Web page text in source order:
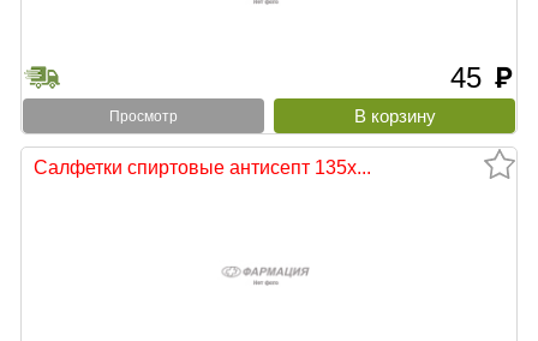
45 руб
Просмотр
Салфетки спиртовые антисепт 135х...